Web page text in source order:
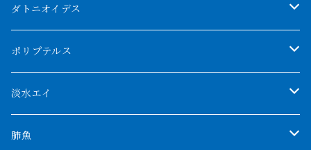
クンパイ
アブソリュートレッド
AGUS スーパーレッドF4
特殊アロワナ
ダトニオイデス
シャムタイガー
特殊ダトニオ
ダトニオプラスワン
ポリプテルス
モンスターポリプ
特殊ポリプ
淡水エイ
シナガワダイヤ
肺魚